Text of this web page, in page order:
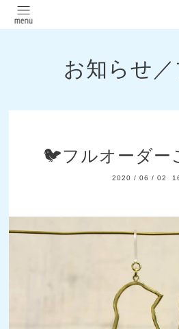
お知らせ
🐦フルオーダー
2020 / 06 / 02